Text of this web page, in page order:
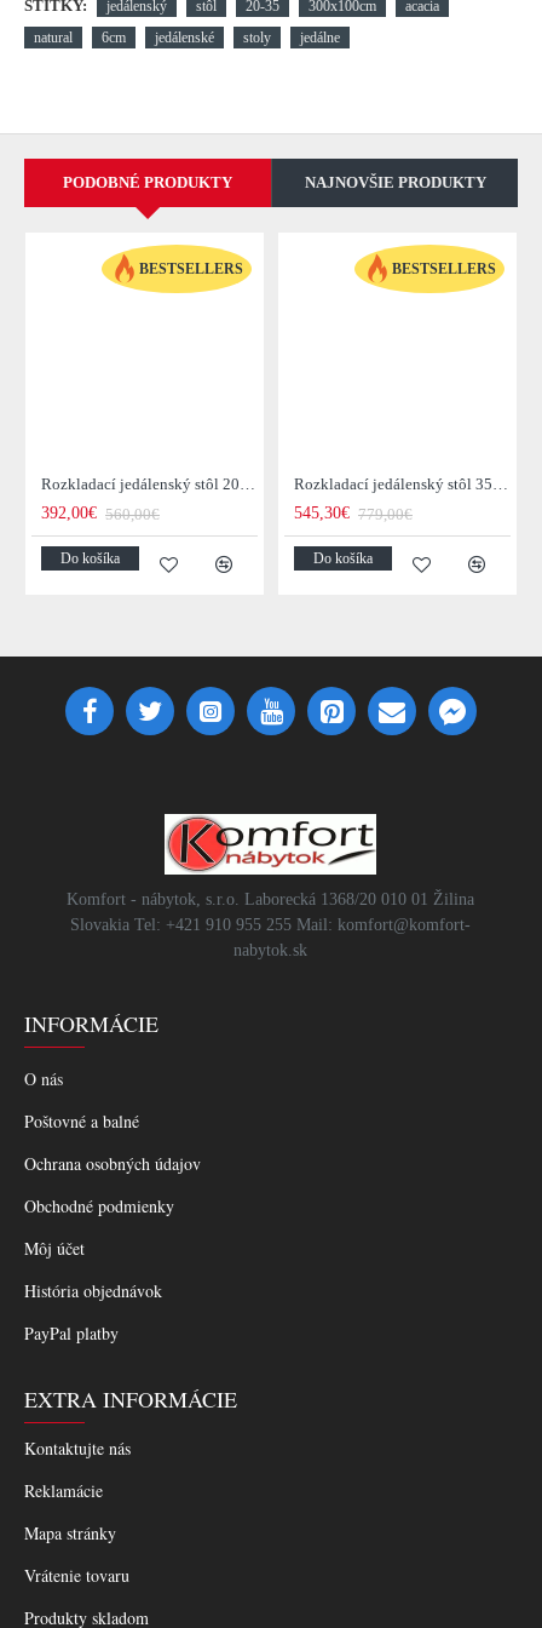
ŠTÍTKY: jedálenský stôl 20-35 300x100cm
acacia
natural
6cm jedálenské stoly jedálne
PODOBNÉ PRODUKTY NAJNOVŠIE PRODUKTY
BESTSELLERS
Rozkladací jedálenský stôl 20976 120/200x80cm Masív drevo Palisander
392,00€ 560,00€
Do košíka
BESTSELLERS
Rozkladací jedálenský stôl 35299 160/240x100cm Masív drevo Palisander
545,30€ 779,00€
Do košíka
Komfort - nábytok, s.r.o. Laborecká 1368/20 010 01 Žilina
Slovakia Tel: +421 910 955 255 Mail: komfort@komfort-
nabytok.sk
INFORMÁCIE
O nás
Poštovné a balné
Ochrana osobných údajov
Obchodné podmienky
Môj účet
História objednávok
PayPal platby
EXTRA INFORMÁCIE
Kontaktujte nás
Reklamácie
Mapa stránky
Vrátenie tovaru
Produkty skladom